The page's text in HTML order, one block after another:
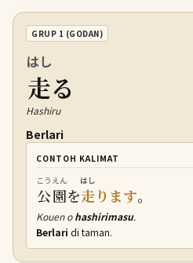
GRUP 1 (GODAN)
走
はし
る
Hashiru
Berlari
CONTOH KALIMAT
公園
こうえん
を走
はし
ります。
Kouen ohashirimasu.
Berlari di taman.